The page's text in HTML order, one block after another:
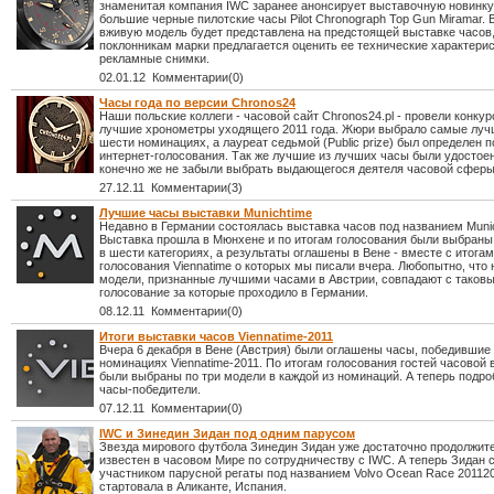
знаменитая компания IWC заранее анонсирует выставочную
большие черные пилотские часы Pilot Chronograph Top Gun Miramar.
вживую модель будет представлена на предстоящей выставке
поклонникам марки предлагается оценить ее технические
рекламные снимки.
02.01.12 Комментарии(0)
Часы года по версии Chronos24
Наши польские коллеги - часовой сайт Chronos24.pl - провели
лучшие хронометры уходящего 2011 года. Жюри выбрало самые
шести номинациях, а лауреат седьмой (Public prize) был определен
интернет-голосования. Так же лучшие из лучших часы были
конечно же не забыли выбрать выдающегося деятеля часовой
27.12.11 Комментарии(3)
Лучшие часы выставки Munichtime
Недавно в Германии состоялась выставка часов под названием
Выставка прошла в Мюнхене и по итогам голосования были
в шести категориях, а результаты оглашены в Вене - вместе с
голосования Viennatime о которых мы писали вчера. Любопытно, что
модели, признанные лучшими часами в Австрии, совпадают с
голосование за которые проходило в Германии.
08.12.11 Комментарии(0)
Итоги выставки часов Viennatime-2011
Вчера 6 декабря в Вене (Австрия) были оглашены часы,
номинациях Viennatime-2011. По итогам голосования гостей часовой
были выбраны по три модели в каждой из номинаций. А теперь
часы-победители.
07.12.11 Комментарии(0)
IWC и Зинедин Зидан под одним парусом
Звезда мирового футбола Зинедин Зидан уже достаточно
известен в часовом Мире по сотрудничеству с IWC. А теперь Зидан
участником парусной регаты под названием Volvo Ocean Race
стартовала в Аликанте, Испания.